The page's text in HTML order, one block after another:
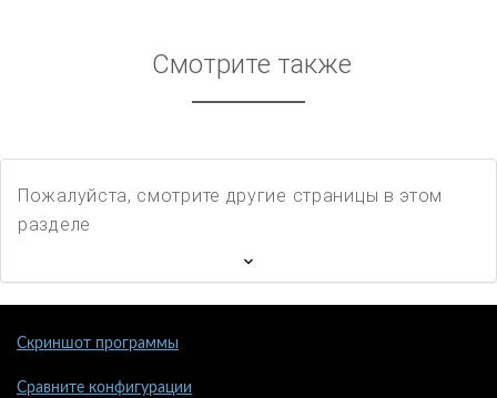
Смотрите также
Пожалуйста, смотрите другие страницы в этом
разделе
Скриншот программы
Сравните конфигурации